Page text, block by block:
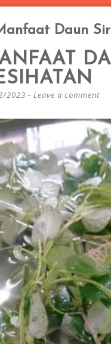
Daun
2023 Leave a comment